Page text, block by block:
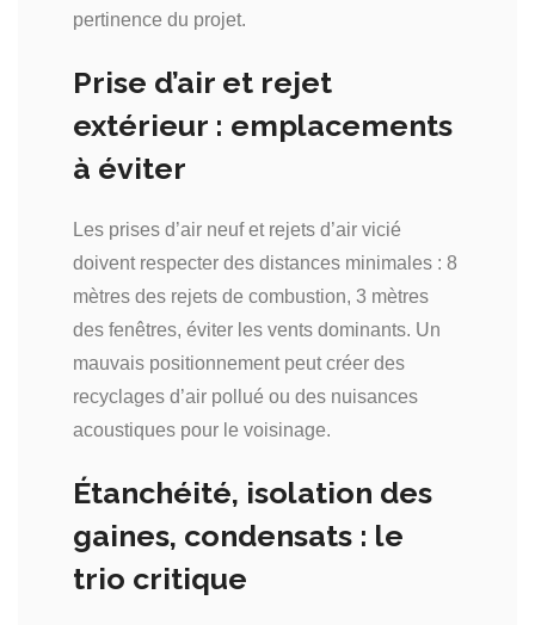
pertinence du projet.
Prise d’air et rejet
extérieur : emplacements
à éviter
Les prises d’air neuf et rejets d’air vicié
doivent respecter des distances minimales : 8
mètres des rejets de combustion, 3 mètres
des fenêtres, éviter les vents dominants. Un
mauvais positionnement peut créer des
recyclages d’air pollué ou des nuisances
acoustiques pour le voisinage.
Étanchéité, isolation des
gaines, condensats : le
trio critique